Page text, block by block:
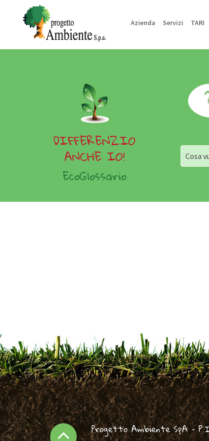
Azienda Servizi TARI
DIFFERENZIO
ANCHE IO!
EcoGlossario
Cosa
Progetto Ambiente SpA -